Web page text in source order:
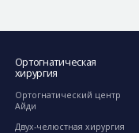
Ортогнатическая
хирургия
Ортогнатический центр
Айди
Двух-челюстная хирургия